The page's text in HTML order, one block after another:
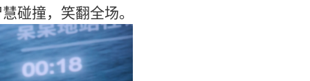
碰撞，笑翻全场。